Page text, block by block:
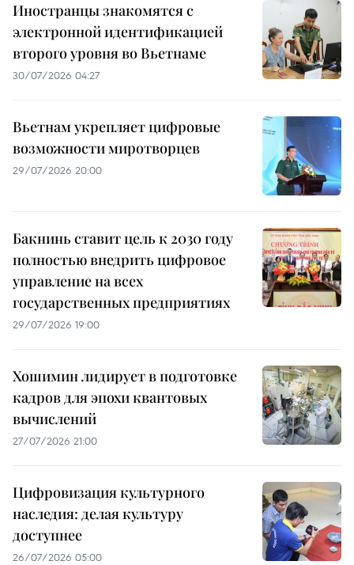
Иностранцы знакомятся с
электронной идентификацией
второго уровня во Вьетнаме
30/07/2026 04:27
Вьетнам укрепляет цифровые
возможности миротворцев
29/07/2026 20:00
Бакнинь ставит цель к 2030 году
полностью внедрить цифровое
управление на всех
государственных предприятиях
29/07/2026 19:00
Хошимин лидирует в подготовке
кадров для эпохи квантовых
вычислений
27/07/2026 21:00
Цифровизация культурного
наследия: делая культуру
доступнее
26/07/2026 05:00